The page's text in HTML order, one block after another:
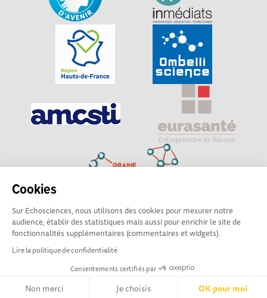
Cookies
Sur Echosciences, nous utilisons des cookies pour mesurer notre
audience, établir des statistiques mais aussi pour enrichir le site de
fonctionnalités supplémentaires (commentaires et widgets).
Lire la politique de confidentialité
Consentements certifiés par
Non merci Je choisis OK pour moi
Explorer, s’exprimer, rentrer en contact : Echosciences
Hauts-de-France est le réseau social des amateurs de
sciences et de technologies du territoire
Mentions légales|Politique de confidentialité
Ligne éditoriale